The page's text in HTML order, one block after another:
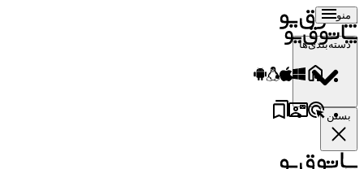
منو
دسته‌بندی‌ها
بستن